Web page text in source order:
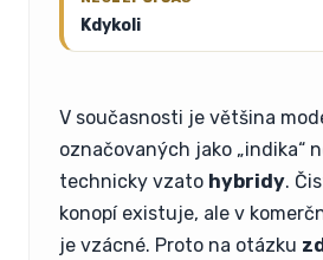
Kdykoli
V současnosti je většina
označovaných jako „indika“
technicky vzato hybridy.
konopí existuje, ale v
je vzácné. Proto na otázku